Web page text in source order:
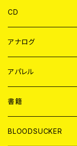
CD
JAPAN
WORLD
アナログ
JAPAN
７EP
LP
WORLD
7EP
アパレル
JAPAN
T-shirt
WORLD
書籍
MAGAZINE
BLOODSUCKER